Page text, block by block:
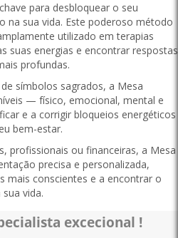
para desbloquear o seu
na sua vida. Este poderoso método
utilizado em terapias
suas energias e encontrar respostas
profundas.
símbolos sagrados, a Mesa
— físico, emocional, mental e
e a corrigir bloqueios energéticos
bem-estar.
profissionais ou financeiras, a Mesa
precisa e personalizada,
mais conscientes e a encontrar o
vida.
excecional !